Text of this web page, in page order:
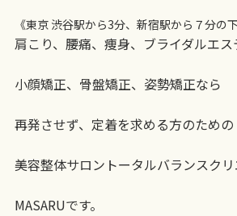
《東京 渋谷駅から3分、新宿駅から７分の
肩こり、腰痛、痩身、ブライダルエス
小顔矯正、骨盤矯正、姿勢矯正なら
再発させず、定着を求める方のための
美容整体サロントータルバランスク
MASARUです。